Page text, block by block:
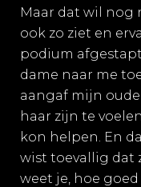
Maar dat wil nog
ook zo ziet en
podium
dame naar me
aangaf mijn
haar zijn te
kon helpen. En
wist toevallig dat
weet je, hoe